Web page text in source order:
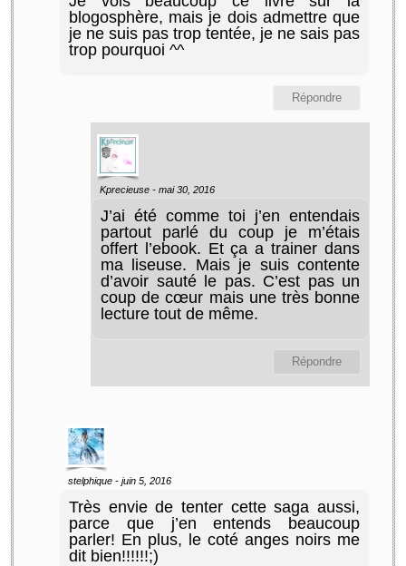
blogosphère, mais je dois admettre que
je ne suis pas trop tentée, je ne sais pas
trop pourquoi ^^
Répondre
Kprecieuse - mai 30, 2016
J’ai été comme toi j’en entendais
partout parlé du coup je m’étais
offert l’ebook. Et ça a trainer dans
ma liseuse. Mais je suis contente
d’avoir sauté le pas. C’est pas un
coup de cœur mais une très bonne
lecture tout de même.
Répondre
stelphique - juin 5, 2016
Très envie de tenter cette saga aussi,
parce que j’en entends beaucoup
parler! En plus, le coté anges noirs me
dit bien!!!!!!;)